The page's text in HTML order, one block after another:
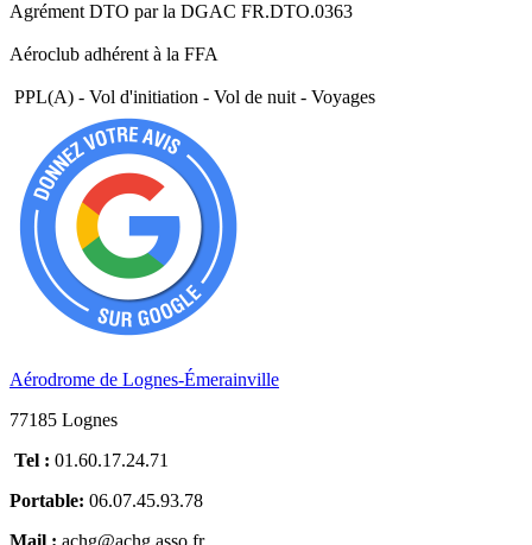
Agrément DTO par la DGAC FR.DTO.0363
Aéroclub adhérent à la FFA
PPL(A) - Vol d'initiation - Vol de nuit - Voyages
Aérodrome de Lognes-Émerainville
77185 Lognes
Tel : 01.60.17.24.71
Portable: 06.07.45.93.78
Mail : achg@achg.asso.fr